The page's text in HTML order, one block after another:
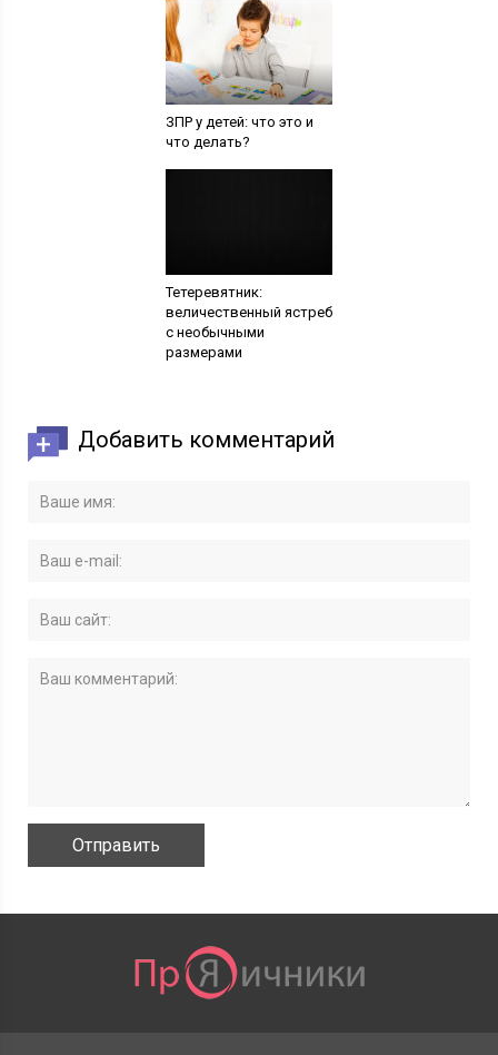
ЗПР у детей: что это и
что делать?
Тетеревятник:
величественный ястреб
с необычными
размерами
Добавить комментарий